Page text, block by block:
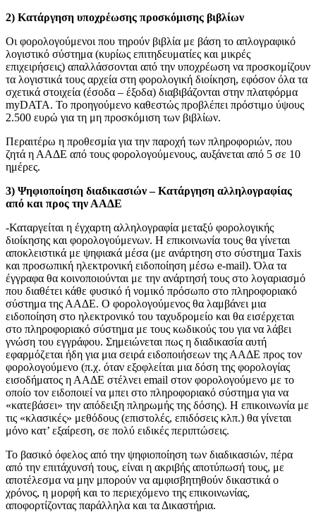
2) Κατάργηση υποχρέωσης προσκόμισης βιβλίων
Οι φορολογούμενοι που τηρούν βιβλία με βάση το απλογραφικό
λογιστικό σύστημα (κυρίως επιτηδευματίες και μικρές
επιχειρήσεις) απαλλάσσονται από την υποχρέωση να προσκομίζουν
τα λογιστικά τους αρχεία στη φορολογική διοίκηση, εφόσον όλα τα
σχετικά στοιχεία (έσοδα – έξοδα) διαβιβάζονται στην πλατφόρμα
myDATA. Το προηγούμενο καθεστώς προβλέπει πρόστιμο ύψους
2.500 ευρώ για τη μη προσκόμιση των βιβλίων.
Περαιτέρω η προθεσμία για την παροχή των πληροφοριών, που
ζητά η ΑΑΔΕ από τους φορολογούμενους, αυξάνεται από 5 σε 10
ημέρες.
3) Ψηφιοποίηση διαδικασιών – Κατάργηση αλληλογραφίας
από και προς την ΑΑΔΕ
-Καταργείται η έγχαρτη αλληλογραφία μεταξύ φορολογικής
διοίκησης και φορολογούμενων. Η επικοινωνία τους θα γίνεται
αποκλειστικά με ψηφιακά μέσα (με ανάρτηση στο σύστημα Taxis
και προσωπική ηλεκτρονική ειδοποίηση μέσω e-mail). Όλα τα
έγγραφα θα κοινοποιούνται με την ανάρτησή τους στο λογαριασμό
που διαθέτει κάθε φυσικό ή νομικό πρόσωπο στο πληροφοριακό
σύστημα της ΑΑΔΕ. Ο φορολογούμενος θα λαμβάνει μια
ειδοποίηση στο ηλεκτρονικό του ταχυδρομείο και θα εισέρχεται
στο πληροφοριακό σύστημα με τους κωδικούς του για να λάβει
γνώση του εγγράφου. Σημειώνεται πως η διαδικασία αυτή
εφαρμόζεται ήδη για μια σειρά ειδοποιήσεων της ΑΑΔΕ προς τον
φορολογούμενο (π.χ. όταν εξοφλείται μια δόση της φορολογίας
εισοδήματος η ΑΑΔΕ στέλνει email στον φορολογούμενο με το
οποίο τον ειδοποιεί να μπει στο πληροφοριακό σύστημα για να
«κατεβάσει» την απόδειξη πληρωμής της δόσης). Η επικοινωνία με
τις «κλασικές» μεθόδους (επιστολές, επιδόσεις κλπ.) θα γίνεται
μόνο κατ’ εξαίρεση, σε πολύ ειδικές περιπτώσεις.
Το βασικό όφελος από την ψηφιοποίηση των διαδικασιών, πέρα
από την επιτάχυνσή τους, είναι η ακριβής αποτύπωσή τους, με
αποτέλεσμα να μην μπορούν να αμφισβητηθούν δικαστικά ο
χρόνος, η μορφή και το περιεχόμενο της επικοινωνίας,
αποφορτίζοντας παράλληλα και τα Δικαστήρια.